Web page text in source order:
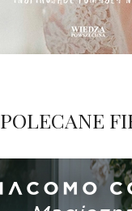
POLECANE